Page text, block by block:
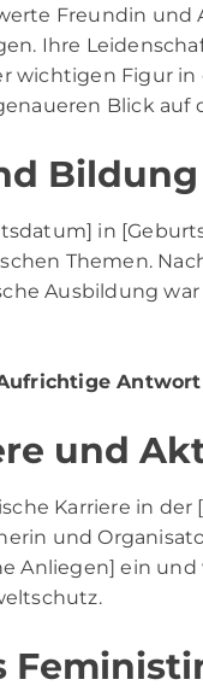
Freundin und
Ihre
wichtigen Figur
Blick auf
Bildung
in
Themen.
Ausbildung
und
Karriere in
und
Anliegen] ein